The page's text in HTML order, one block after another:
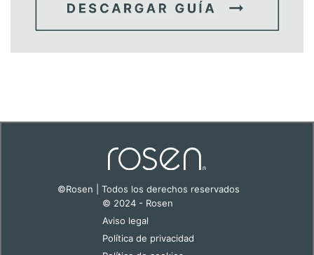
©Rosen | Todos los derechos reservados
© 2024 - Rosen
Aviso legal
Política de privacidad